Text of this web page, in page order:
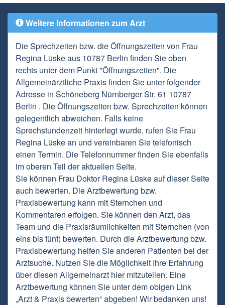
Weitere Informationen zum Arzt
Die Sprechzeiten bzw. die Öffnungszeiten von Frau
Regina Lüske aus 10787 Berlin finden Sie oben
rechts unter dem Punkt "Öffnungszeiten". Die
Allgemeinärztliche Praxis finden Sie unter folgender
Adresse in Schöneberg Nürnberger Str. 61 10787
Berlin . Die Öffnungszeiten bzw. Sprechzeiten können
gelegentlich abweichen. Falls keine
Sprechstundenzeit hinterlegt wurde, rufen Sie Frau
Regina Lüske an und vereinbaren Sie telefonisch
einen Termin. Die Telefonnummer finden Sie ebenfalls
im oberen Teil der aktuellen Seite.
Sie können Frau Doktor Regina Lüske auf dieser Seite
auch bewerten. Die Arztbewertung bzw.
Praxisbewertung kann mit Sternchen und
Kommentaren erfolgen. Sie können den Arzt, das
Team und die Praxisräumlichkeiten mit Sternchen (von
eins bis fünf) bewerten. Durch die Arztbewertung bzw.
Praxisbewertung helfen Sie anderen Patienten bei der
Arztsuche. Nutzen Sie die Möglichkeit Ihre Erfahrung
über diesen Allgemeinarzt hier mitzuteilen. Eine
Arztbewertung können Sie unter dem obigen Link
„Arzt & Praxis bewerten“ abgeben! Wir bedanken uns!